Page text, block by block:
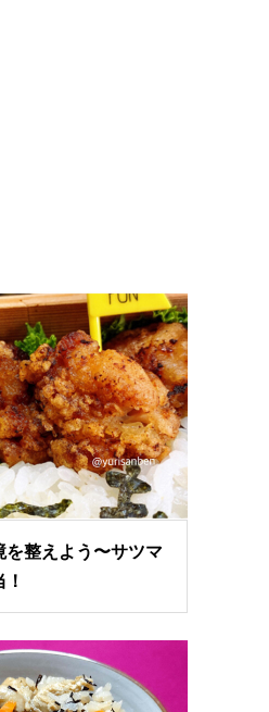
を整えよう〜サツマ